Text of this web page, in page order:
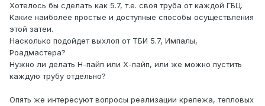
Хотелось бы сделать как 5.7, т.е. своя труба от каждой ГБЦ.
Какие наиболее простые и доступные способы осуществления
этой затеи.
Насколько подойдет выхлоп от ТБИ 5.7, Импалы,
Роадмастера?
Нужно ли делать Н-пайп или Х-пайп, или же можно пустить
каждую трубу отдельно?
Опять же интересуют вопросы реализации крепежа, тепловых